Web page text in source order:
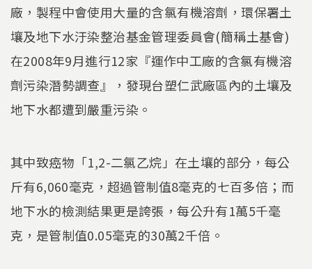
廠，製程中會使用大量的含氯有機溶劑，環保署土
壤及地下水汙染整治基金管理委員會(簡稱土基會)
在2008年9月進行12家『運作中工廠的含氯有機溶
劑污染潛勢調查』，發現台塑仁武廠區內的土壤及
地下水都遭到嚴重污染。
其中致癌物「1,2-二氯乙烷」在土壤的部分，每公
斤有6,060毫克，超過管制值8毫克的七百多倍；而
地下水的檢測結果更是誇張，每公升有1萬5千毫
克，是管制值0.05毫克的30萬2千倍。